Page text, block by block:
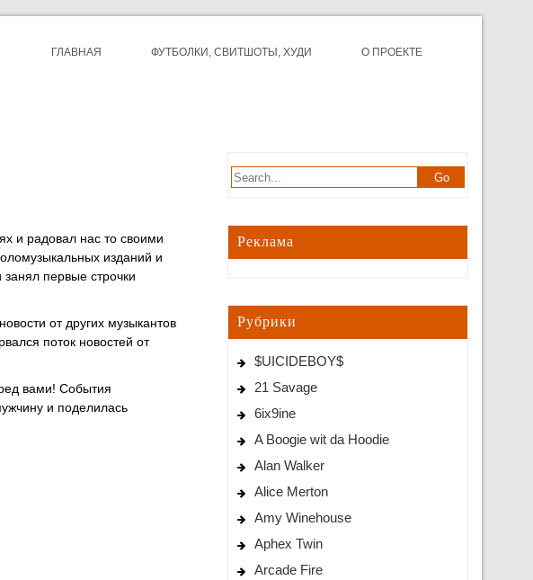
ГЛАВНАЯ ФУТБОЛКИ, СВИТШОТЫ, ХУДИ О ПРОЕКТЕ
и радовал нас то своими
изданий и
первые строчки
от других музыкантов
поток новостей от
вами! События
и поделилась
Реклама
Рубрики
$UICIDEBOY$
21 Savage
6ix9ine
A Boogie wit da Hoodie
Alan Walker
Alice Merton
Amy Winehouse
Aphex Twin
Arcade Fire